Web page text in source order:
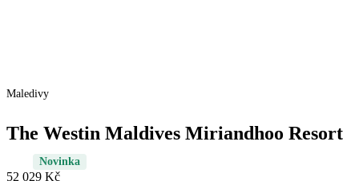
Maledivy
The Westin Maldives Miriandhoo Resort
Novinka
52 029 Kč